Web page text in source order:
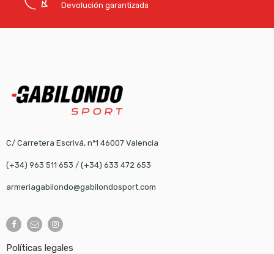
Devolución garantizada
C/ Carretera Escrivá, nº1 46007 Valencia
(+34) 963 511 653 / (+34) 633 472 653
armeriagabilondo@gabilondosport.com
Políticas legales